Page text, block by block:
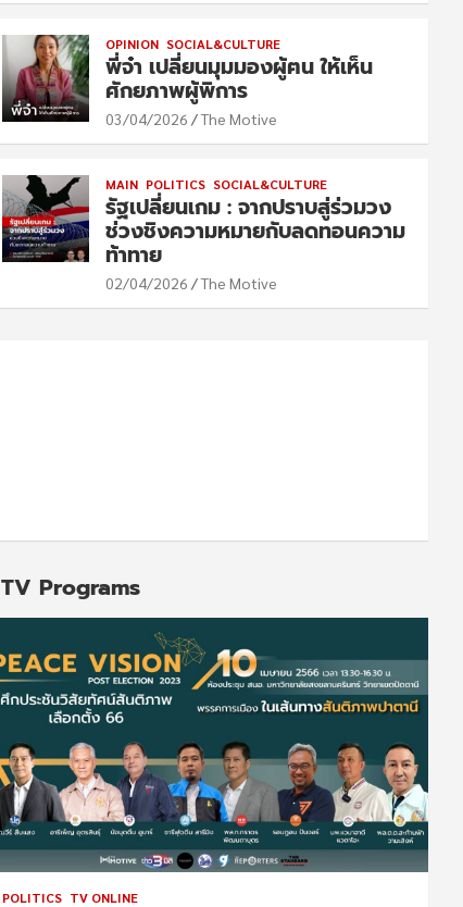
OPINION SOCIAL&CULTURE
พี่จ๋า เปลี่ยนมุมมองผู้ฅน ให้เห็น
ศักยภาพผู้พิการ
03/04/2026 The Motive
MAIN POLITICS SOCIAL&CULTURE
รัฐเปลี่ยนเกม : จากปราบสู่ร่วมวง
ช่วงชิงความหมายกับลดทอนความ
ท้าทาย
02/04/2026 The Motive
TV Programs
POLITICS TV ONLINE